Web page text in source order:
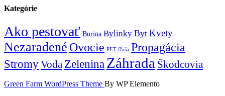
Kategórie
Ako pestovať Burina Bylinky Byt Kvety
Nezaradené Ovocie PET fľaša Propagácia
StromyVoda ZeleninaZáhrada Škodcovia
Green Farm WordPress Theme By WP Elemento